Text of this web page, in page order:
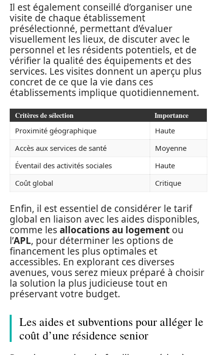
Il est également conseillé d’organiser une
visite de chaque établissement
présélectionné, permettant d’évaluer
visuellement les lieux, de discuter avec le
personnel et les résidents potentiels, et de
vérifier la qualité des équipements et des
services. Les visites donnent un aperçu plus
concret de ce que la vie dans ces
établissements implique quotidiennement.
Critères de sélection Importance
Proximité géographique
Haute
Accès aux services de santé
Moyenne
Éventail des activités sociales
Haute
Coût global
Critique
Enfin, il est essentiel de considérer le tarif
global en liaison avec les aides disponibles,
comme lesallocations au logement ou
l’APL, pour déterminer les options de
financement les plus optimales et
accessibles. En explorant ces diverses
avenues, vous serez mieux préparé à choisir
la solution la plus judicieuse tout en
préservant votre budget.
Les aides et subventions pour alléger le
coût d’une résidence senior